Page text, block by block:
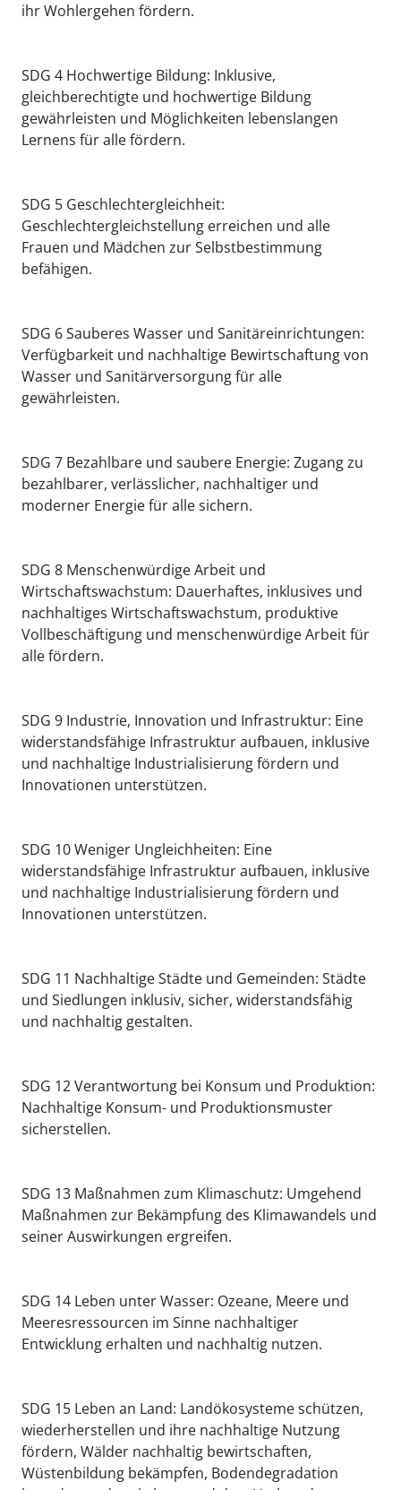
ihr Wohlergehen fördern.
SDG 4 Hochwertige Bildung: Inklusive,
gleichberechtigte und hochwertige Bildung
gewährleisten und Möglichkeiten lebenslangen
Lernens für alle fördern.
SDG 5 Geschlechtergleichheit:
Geschlechtergleichstellung erreichen und alle
Frauen und Mädchen zur Selbstbestimmung
befähigen.
SDG 6 Sauberes Wasser und Sanitäreinrichtungen:
Verfügbarkeit und nachhaltige Bewirtschaftung von
Wasser und Sanitärversorgung für alle
gewährleisten.
SDG 7 Bezahlbare und saubere Energie: Zugang zu
bezahlbarer, verlässlicher, nachhaltiger und
moderner Energie für alle sichern.
SDG 8 Menschenwürdige Arbeit und
Wirtschaftswachstum: Dauerhaftes, inklusives und
nachhaltiges Wirtschaftswachstum, produktive
Vollbeschäftigung und menschenwürdige Arbeit für
alle fördern.
SDG 9 Industrie, Innovation und Infrastruktur: Eine
widerstandsfähige Infrastruktur aufbauen, inklusive
und nachhaltige Industrialisierung fördern und
Innovationen unterstützen.
SDG 10 Weniger Ungleichheiten: Eine
widerstandsfähige Infrastruktur aufbauen, inklusive
und nachhaltige Industrialisierung fördern und
Innovationen unterstützen.
SDG 11 Nachhaltige Städte und Gemeinden: Städte
und Siedlungen inklusiv, sicher, widerstandsfähig
und nachhaltig gestalten.
SDG 12 Verantwortung bei Konsum und Produktion:
Nachhaltige Konsum- und Produktionsmuster
sicherstellen.
SDG 13 Maßnahmen zum Klimaschutz: Umgehend
Maßnahmen zur Bekämpfung des Klimawandels und
seiner Auswirkungen ergreifen.
SDG 14 Leben unter Wasser: Ozeane, Meere und
Meeresressourcen im Sinne nachhaltiger
Entwicklung erhalten und nachhaltig nutzen.
SDG 15 Leben an Land: Landökosysteme schützen,
wiederherstellen und ihre nachhaltige Nutzung
fördern, Wälder nachhaltig bewirtschaften,
Wüstenbildung bekämpfen, Bodendegradation